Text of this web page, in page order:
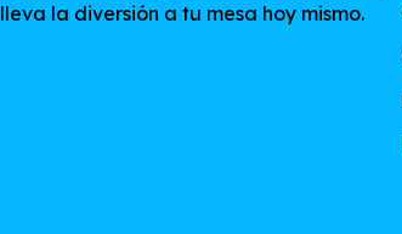
lleva la diversión a tu mesa hoy mismo.